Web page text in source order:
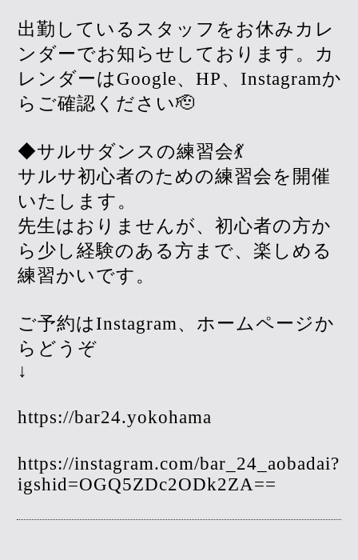
出勤しているスタッフをお休みカレ
ンダーでお知らせしております。カ
レンダーはGoogle、HP、Instagramか
らご確認ください🫡
◆サルサダンスの練習会💃
サルサ初心者のための練習会を開催
いたします。
先生はおりませんが、初心者の方か
ら少し経験のある方まで、楽しめる
練習かいです。
ご予約はInstagram、ホームページか
らどうぞ
↓
https://bar24.yokohama
https://instagram.com/bar_24_aobadai?
igshid=OGQ5ZDc2ODk2ZA==